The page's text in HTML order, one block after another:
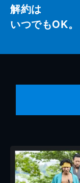
解約は
いつでもOK。